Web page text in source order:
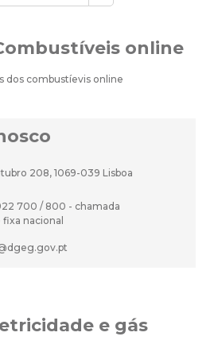
online
208, 1069-039 Lisboa
700 / 800 - chamada
fixa nacional
e gás